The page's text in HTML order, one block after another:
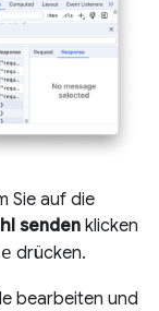
Sie auf die
senden klicken
drücken.
bearbeiten und